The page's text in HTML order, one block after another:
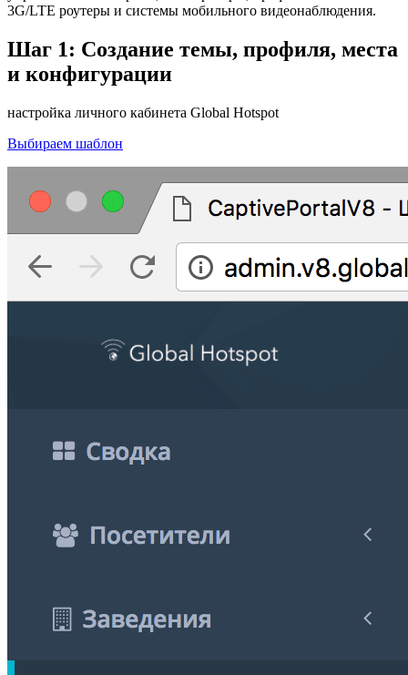
3G/LTE роутеры и системы мобильного видеонаблюдения.
Шаг 1: Создание темы, профиля, места
и конфигурации
настройка личного кабинета Global Hotspot
Выбираем шаблон